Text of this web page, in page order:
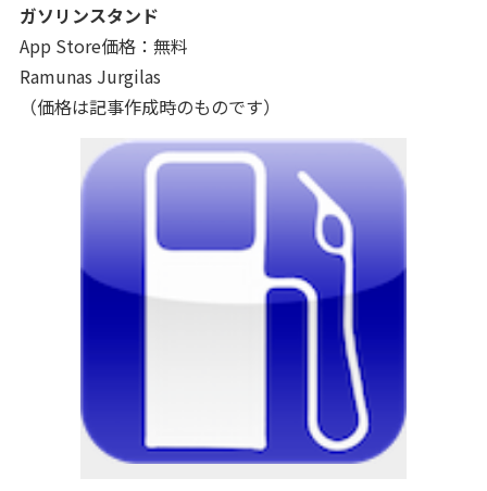
ガソリンスタンド
App Store価格：無料
Ramunas Jurgilas
（価格は記事作成時のものです）